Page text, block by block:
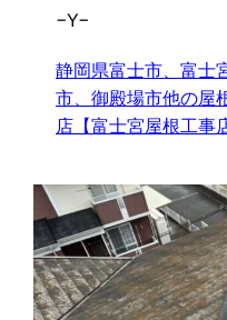
−Y−
静岡県富士市、富士
市、御殿場市他の屋
店【富士宮屋根工事